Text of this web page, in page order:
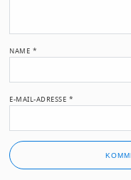
NAME *
E-MAIL-ADRESSE *